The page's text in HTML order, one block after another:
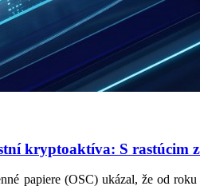
kryptoaktíva: S rastúcim
papiere (OSC) ukázal, že od